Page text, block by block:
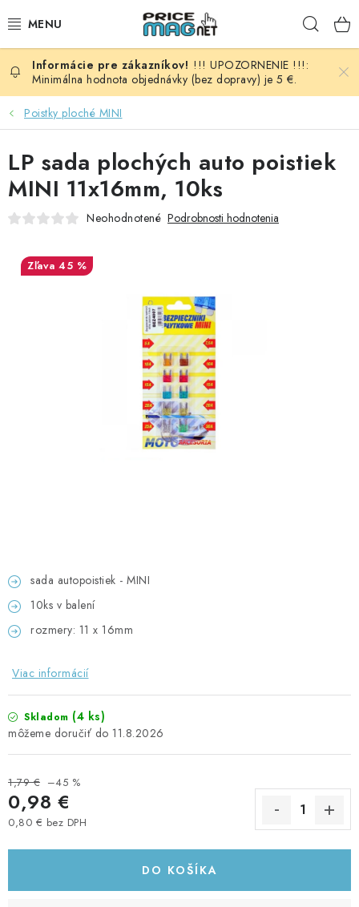
na
BATÉRIE
AUDIO - VIDEO
AUTO HI-FI
AUTOMOBIL
ELEKTROINŠTALAČNÝ MATERIÁL
KONTAKTY
!!! UPOZORNENIE !!!:
Minimálna hodnota objednávky (bez dopravy) je 5 €.
Poistky ploché MINI
sada autopoistiek - MINI
10ks v balení
rozmery: 11 x 16mm
Viac informácií
Skladom (4 ks)
11.8.2026
1,79 € –45 %
0,98 €
0,80 € bez DPH
DO KOŠÍKA
LP sada plochých auto poistiek
MINI 11x16mm, 10ks
Neohodnotené Podrobnosti hodnotenia
45 %